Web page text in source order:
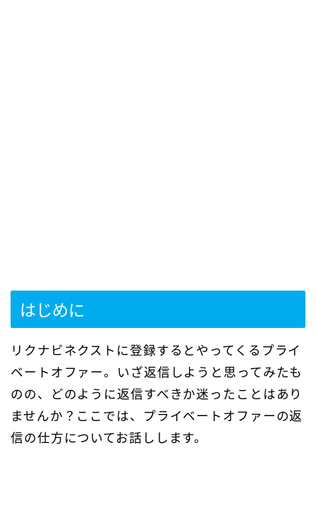
はじめに
リクナビネクストに登録するとやってくるプライ
ベートオファー。いざ返信しようと思ってみたも
のの、どのように返信すべきか迷ったことはあり
ませんか？ここでは、プライベートオファーの返
信の仕方についてお話しします。